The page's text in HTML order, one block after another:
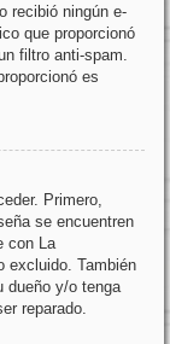
recibió ningún e-
que proporcionó
filtro anti-spam.
es
Primero,
se encuentren
con La
excluido. También
dueño y/o tenga
reparado.